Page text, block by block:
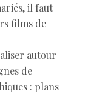
il faut
films de
autour
de
: plans